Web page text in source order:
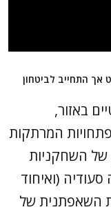
אך התחייב לביטחון
באזור,
המרתקות
של השחקניות
(ואיחוד
השאפתנית של